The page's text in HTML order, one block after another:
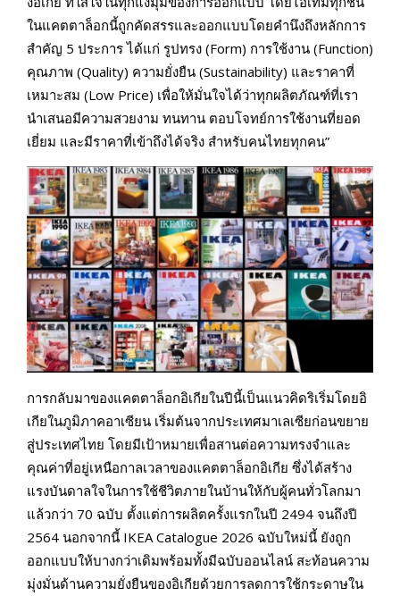
ในแคตตาล็อกนี้ถูกคัดสรรและออกแบบโดยคำนึงถึงหลักการ
สำคัญ 5 ประการ ได้แก่ รูปทรง (Form) การใช้งาน (Function)
คุณภาพ (Quality) ความยั่งยืน (Sustainability) และราคาที่
เหมาะสม (Low Price) เพื่อให้มั่นใจได้ว่าทุกผลิตภัณฑ์ที่เรา
นำเสนอมีความสวยงาม ทนทาน ตอบโจทย์การใช้งานที่ยอด
เยี่ยม และมีราคาที่เข้าถึงได้จริง สำหรับคนไทยทุกคน”
การกลับมาของแคตตาล็อกอิเกียในปีนี้เป็นแนวคิดริเริ่มโดยอิ
เกียในภูมิภาคอาเซียน เริ่มต้นจากประเทศมาเลเซียก่อนขยาย
สู่ประเทศไทย โดยมีเป้าหมายเพื่อสานต่อความทรงจำและ
คุณค่าที่อยู่เหนือกาลเวลาของแคตตาล็อกอิเกีย ซึ่งได้สร้าง
แรงบันดาลใจในการใช้ชีวิตภายในบ้านให้กับผู้คนทั่วโลกมา
แล้วกว่า 70 ฉบับ ตั้งแต่การผลิตครั้งแรกในปี 2494 จนถึงปี
2564 นอกจากนี้ IKEA Catalogue 2026 ฉบับใหม่นี้ ยังถูก
ออกแบบให้บางกว่าเดิมพร้อมทั้งมีฉบับออนไลน์ สะท้อนความ
มุ่งมั่นด้านความยั่งยืนของอิเกียด้วยการลดการใช้กระดาษใน